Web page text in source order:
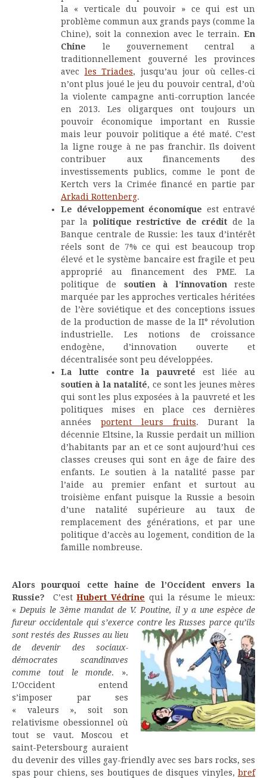
la « verticale du pouvoir » ce qui est un
problème commun aux grands pays (comme la
Chine), soit la connexion avec le terrain. En
Chine le gouvernement central a
traditionnellement gouverné les provinces
avec les Triades, jusqu’au jour où celles-ci
n’ont plus joué le jeu du pouvoir central, d’où
la violente campagne anti-corruption lancée
en 2013. Les oligarques ont toujours un
pouvoir économique important en Russie
mais leur pouvoir politique a été maté. C’est
la ligne rouge à ne pas franchir. Ils doivent
contribuer aux financements des
investissements publics, comme le pont de
Kertch vers la Crimée financé en partie par
Arkadi Rottenberg.
Le développement économique est entravé
par la politique restrictive de crédit de la
Banque centrale de Russie: les taux d’intérêt
réels sont de 7% ce qui est beaucoup trop
élevé et le système bancaire est fragile et peu
approprié au financement des PME. La
politique de soutien à l’innovation reste
marquée par les approches verticales héritées
de l’ère soviétique et des conceptions issues
de la production de masse de la II° révolution
industrielle. Les notions de croissance
endogène, d’innovation ouverte et
décentralisée sont peu développées.
La lutte contre la pauvreté est liée au
soutien à la natalité, ce sont les jeunes mères
qui sont les plus exposées à la pauvreté et les
politiques mises en place ces dernières
années portent leurs fruits. Durant la
décennie Eltsine, la Russie perdait un million
d’habitants par an et ce sont aujourd’hui ces
classes creuses qui sont en âge de faire des
enfants. Le soutien à la natalité passe par
l’aide au premier enfant et surtout au
troisième enfant puisque la Russie a besoin
d’une natalité supérieure au taux de
remplacement des générations, et par une
politique d’accès au logement, condition de la
famille nombreuse.
Alors pourquoi cette haine de l’Occident envers la
Russie? C’estHubert Védrine qui la résume le mieux:
« Depuis le 3ème mandat de V. Poutine, il y a une espèce de
fureur occidentale qui s’exerce contre les Russes parce qu’ils
sont restés des Russes au lieu
de devenir des sociaux-
démocrates scandinaves
comme tout le monde. ».
L’Occident entend
s’imposer par ses
« valeurs », soit son
relativisme obessionnel où
tout se vaut. Moscou et
saint-Petersbourg auraient
du devenir des villes gay-friendly avec ses bars rocks, ses
spas pour chiens, ses boutiques de disques vinyles, bref